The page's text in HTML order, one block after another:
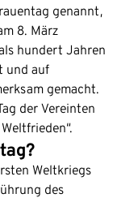
genannt,
8. März
hundert Jahren
und auf
gemacht.
der Vereinten
Weltkriegs
des